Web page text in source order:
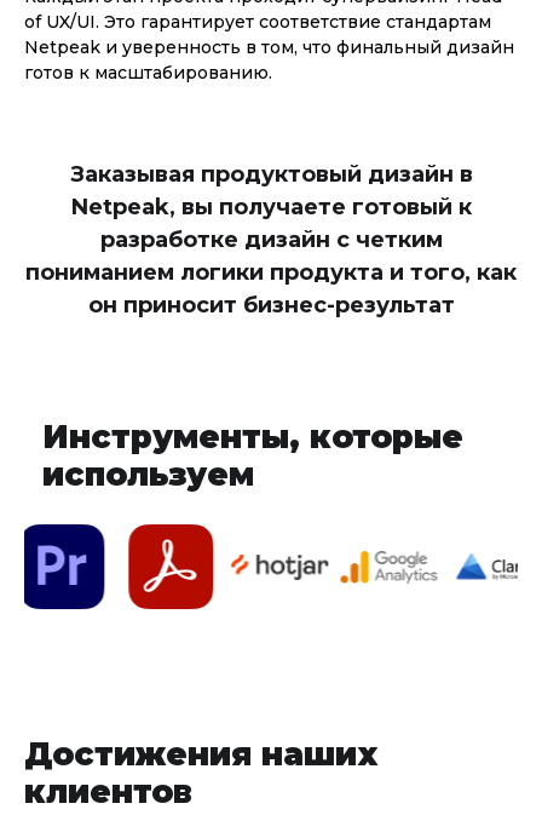
of UX/UI. Это гарантирует соответствие стандартам
Netpeak и уверенность в том, что финальный дизайн
готов к масштабированию.
Заказывая продуктовый дизайн в
Netpeak, вы получаете готовый к
разработке дизайн с четким
пониманием логики продукта и того, как
он приносит бизнес-результат
Инструменты, которые
используем
Достижения наших
клиентов